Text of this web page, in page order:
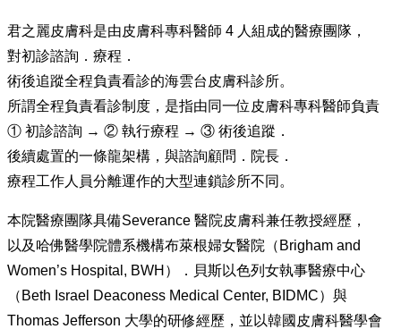
君之麗皮膚科是由皮膚科專科醫師 4 人組成的醫療團隊，
對初診諮詢．療程．
術後追蹤全程負責看診的海雲台皮膚科診所。
所謂全程負責看診制度，是指由同一位皮膚科專科醫師負責
① 初診諮詢 → ② 執行療程 → ③ 術後追蹤．
後續處置的一條龍架構，與諮詢顧問．院長．
療程工作人員分離運作的大型連鎖診所不同。
本院醫療團隊具備Severance 醫院皮膚科兼任教授經歷，
以及哈佛醫學院體系機構布萊根婦女醫院（Brigham and
Women’s Hospital, BWH）．貝斯以色列女執事醫療中心
（Beth Israel Deaconess Medical Center, BIDMC）與
Thomas Jefferson 大學的研修經歷，並以韓國皮膚科醫學會